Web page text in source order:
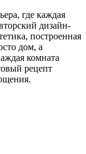
где каждая
дизайн-
построенная
дом, а
комната
рецепт